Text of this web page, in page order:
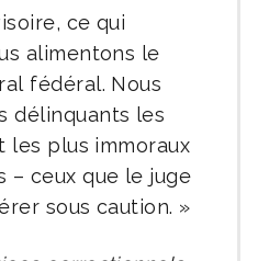
ce qui
alimentons le
fédéral. Nous
délinquants les
les plus immoraux
– ceux que le juge
sous caution.